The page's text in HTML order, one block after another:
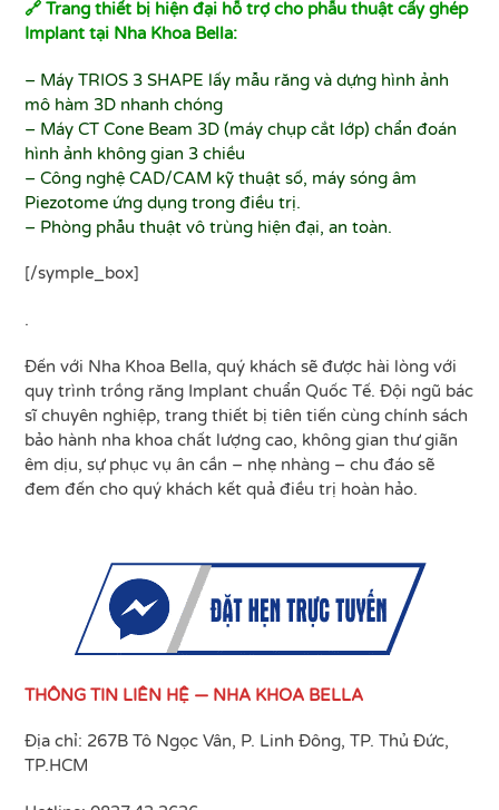
🔗 Trang thiết bị hiện đại hỗ trợ cho phẫu thuật cấy ghép
Implant tại Nha Khoa Bella:
– Máy TRIOS 3 SHAPE lấy mẫu răng và dựng hình ảnh
mô hàm 3D nhanh chóng
– Máy CT Cone Beam 3D (máy chụp cắt lớp) chẩn đoán
hình ảnh không gian 3 chiều
– Công nghệ CAD/CAM kỹ thuật số, máy sóng âm
Piezotome ứng dụng trong điều trị.
– Phòng phẫu thuật vô trùng hiện đại, an toàn.
[/symple_box]
.
Đến với Nha Khoa Bella, quý khách sẽ được hài lòng với
quy trình trồng răng Implant chuẩn Quốc Tế. Đội ngũ bác
sĩ chuyên nghiệp, trang thiết bị tiên tiến cùng chính sách
bảo hành nha khoa chất lượng cao, không gian thư giãn
êm dịu, sự phục vụ ân cần – nhẹ nhàng – chu đáo sẽ
đem đến cho quý khách kết quả điều trị hoàn hảo.
THÔNG TIN LIÊN HỆ — NHA KHOA BELLA
Địa chỉ: 267B Tô Ngọc Vân, P. Linh Đông, TP. Thủ Đức,
TP.HCM